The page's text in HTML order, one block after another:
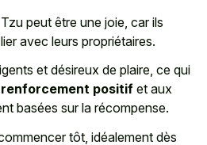
peut être une joie, car ils
avec leurs propriétaires.
et désireux de plaire, ce qui
renforcement positif et aux
basées sur la récompense.
tôt, idéalement dès